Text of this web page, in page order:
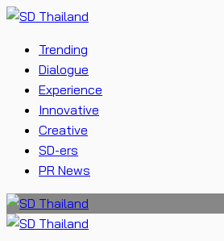
Trending
Dialogue
Experience
Innovative
Creative
SD-ers
PR News